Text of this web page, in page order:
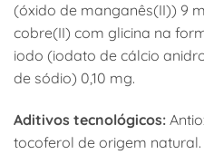
(óxido de manganês(II)) 9
cobre(II) com glicina na
iodo (iodato de cálcio
de sódio) 0,10 mg.
Aditivos tecnológicos:
tocoferol de origem natural.